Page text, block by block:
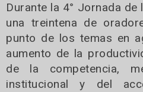
Durante la 4° Jornada de
una treintena de
punto de los temas en
aumento de la
de la competencia,
institucional y del